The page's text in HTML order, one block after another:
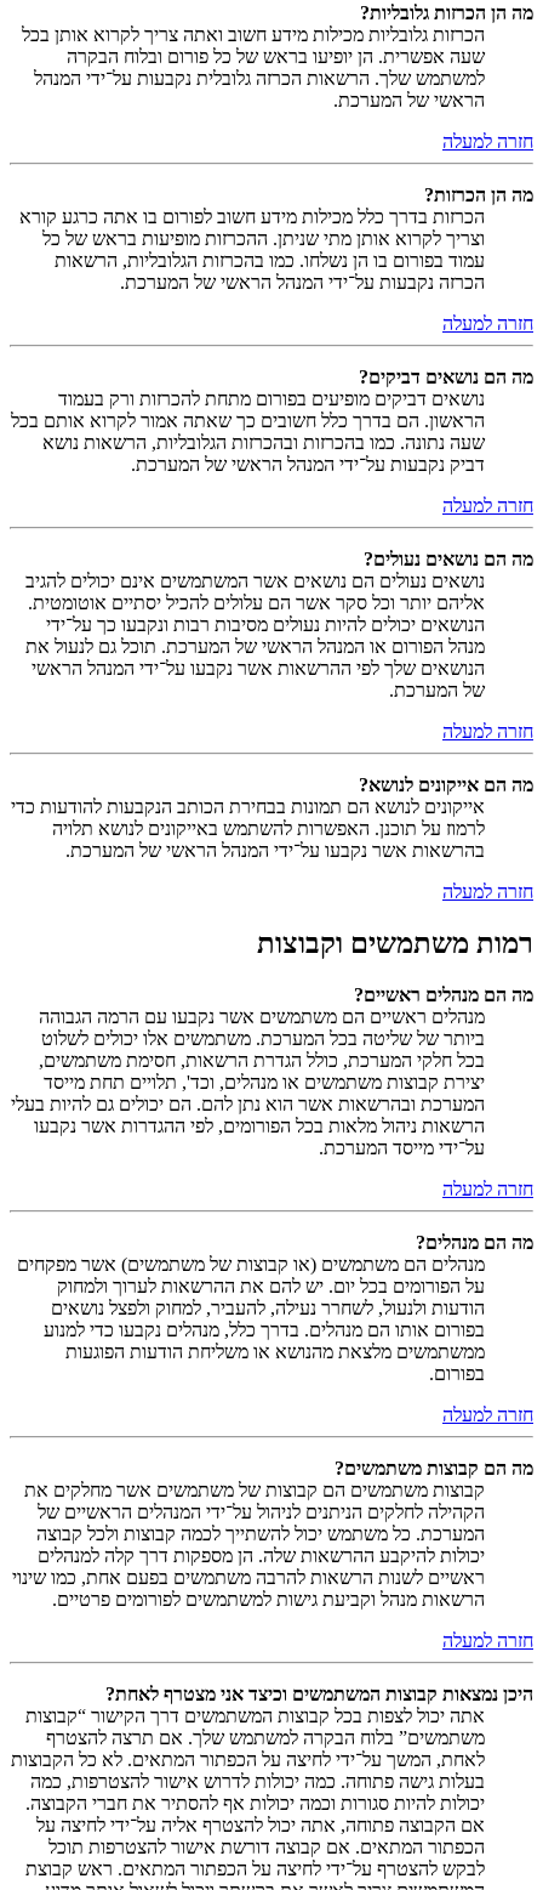
מה הן הכרזות גלובליות?
הכרזות גלובליות מכילות מידע חשוב ואתה צריך לקרוא אותן בכל
שעה אפשרית. הן יופיעו בראש של כל פורום ובלוח הבקרה
למשתמש שלך. הרשאות הכרזה גלובלית נקבעות על־ידי המנהל
הראשי של המערכת.
חזרה למעלה
מה הן הכרזות?
הכרזות בדרך כלל מכילות מידע חשוב לפורום בו אתה כרגע קורא
וצריך לקרוא אותן מתי שניתן. ההכרזות מופיעות בראש של כל
עמוד בפורום בו הן נשלחו. כמו בהכרזות הגלובליות, הרשאות
הכרזה נקבעות על־ידי המנהל הראשי של המערכת.
חזרה למעלה
מה הם נושאים דביקים?
נושאים דביקים מופיעים בפורום מתחת להכרזות ורק בעמוד
הראשון. הם בדרך כלל חשובים כך שאתה אמור לקרוא אותם בכל
שעה נתונה. כמו בהכרזות ובהכרזות הגלובליות, הרשאות נושא
דביק נקבעות על־ידי המנהל הראשי של המערכת.
חזרה למעלה
מה הם נושאים נעולים?
נושאים נעולים הם נושאים אשר המשתמשים אינם יכולים להגיב
אליהם יותר וכל סקר אשר הם עלולים להכיל יסתיים אוטומטית.
הנושאים יכולים להיות נעולים מסיבות רבות ונקבעו כך על־ידי
מנהל הפורום או המנהל הראשי של המערכת. תוכל גם לנעול את
הנושאים שלך לפי ההרשאות אשר נקבעו על־ידי המנהל הראשי
של המערכת.
חזרה למעלה
מה הם אייקונים לנושא?
אייקונים לנושא הם תמונות בבחירת הכותב הנקבעות להודעות כדי
לרמוז על תוכנן. האפשרות להשתמש באייקונים לנושא תלויה
בהרשאות אשר נקבעו על־ידי המנהל הראשי של המערכת.
חזרה למעלה
רמות משתמשים וקבוצות
מה הם מנהלים ראשיים?
מנהלים ראשיים הם משתמשים אשר נקבעו עם הרמה הגבוהה
ביותר של שליטה בכל המערכת. משתמשים אלו יכולים לשלוט
בכל חלקי המערכת, כולל הגדרת הרשאות, חסימת משתמשים,
יצירת קבוצות משתמשים או מנהלים, וכד', תלויים תחת מייסד
המערכת ובהרשאות אשר הוא נתן להם. הם יכולים גם להיות בעלי
הרשאות ניהול מלאות בכל הפורומים, לפי ההגדרות אשר נקבעו
על־ידי מייסד המערכת.
חזרה למעלה
מה הם מנהלים?
מנהלים הם משתמשים (או קבוצות של משתמשים) אשר מפקחים
על הפורומים בכל יום. יש להם את ההרשאות לערוך ולמחוק
הודעות ולנעול, לשחרר נעילה, להעביר, למחוק ולפצל נושאים
בפורום אותו הם מנהלים. בדרך כלל, מנהלים נקבעו כדי למנוע
ממשתמשים מלצאת מהנושא או משליחת הודעות הפוגעות
בפורום.
חזרה למעלה
מה הם קבוצות משתמשים?
קבוצות משתמשים הם קבוצות של משתמשים אשר מחלקים את
הקהילה לחלקים הניתנים לניהול על־ידי המנהלים הראשיים של
המערכת. כל משתמש יכול להשתייך לכמה קבוצות ולכל קבוצה
יכולות להיקבע ההרשאות שלה. הן מספקות דרך קלה למנהלים
ראשיים לשנות הרשאות להרבה משתמשים בפעם אחת, כמו שינוי
הרשאות מנהל וקביעת גישות למשתמשים לפורומים פרטיים.
חזרה למעלה
היכן נמצאות קבוצות המשתמשים וכיצד אני מצטרף לאחת?
אתה יכול לצפות בכל קבוצות המשתמשים דרך הקישור “קבוצות
משתמשים” בלוח הבקרה למשתמש שלך. אם תרצה להצטרף
לאחת, המשך על־ידי לחיצה על הכפתור המתאים. לא כל הקבוצות
בעלות גישה פתוחה. כמה יכולות לדרוש אישור להצטרפות, כמה
יכולות להיות סגורות וכמה יכולות אף להסתיר את חברי הקבוצה.
אם הקבוצה פתוחה, אתה יכול להצטרף אליה על־ידי לחיצה על
הכפתור המתאים. אם קבוצה דורשת אישור להצטרפות תוכל
לבקש להצטרף על־ידי לחיצה על הכפתור המתאים. ראש קבוצת